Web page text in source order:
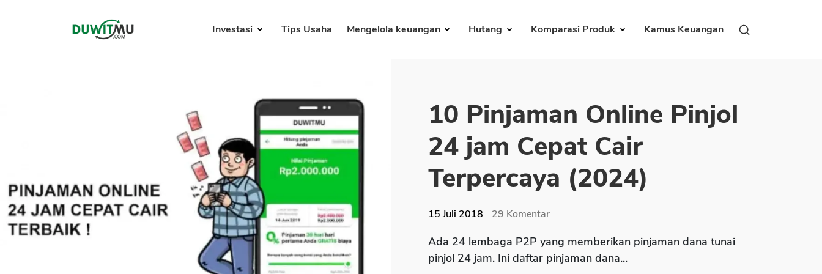
Investasi Tips Usaha Mengelola keuangan Hutang Komparasi Produk Kamus Keuangan
10 Pinjaman Online Pinjol
24 jam Cepat Cair
Terpercaya (2024)
15 Juli 2018 29 Komentar
Ada 24 lembaga P2P yang memberikan pinjaman dana tunai
pinjol 24 jam. Ini daftar pinjaman dana...